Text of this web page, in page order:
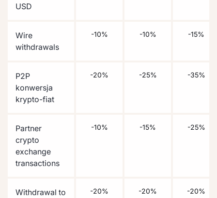
USD
Wire
withdrawals
P2P
konwersja
krypto-fiat
Partner
crypto
exchange
transactions
Withdrawal to
-10%
-20%
-10%
-20%
-10%
-25%
-15%
-20%
-15%
-35%
-25%
-20%